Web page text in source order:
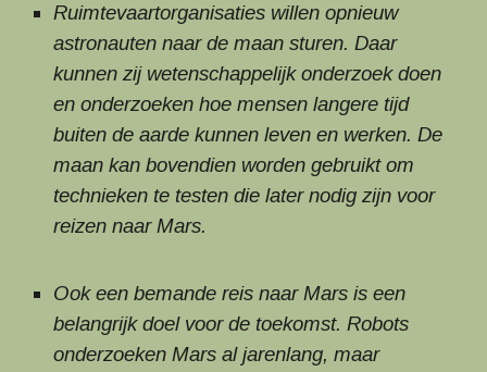
Ruimtevaartorganisaties willen opnieuw
astronauten naar de maan sturen. Daar
kunnen zij wetenschappelijk onderzoek doen
en onderzoeken hoe mensen langere tijd
buiten de aarde kunnen leven en werken. De
maan kan bovendien worden gebruikt om
technieken te testen die later nodig zijn voor
reizen naar Mars.
Ook een bemande reis naar Mars is een
belangrijk doel voor de toekomst. Robots
onderzoeken Mars al jarenlang, maar